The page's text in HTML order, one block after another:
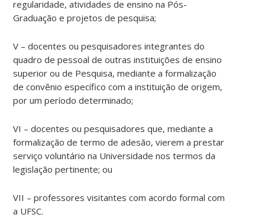
regularidade, atividades de ensino na Pós-
Graduação e projetos de pesquisa;
V – docentes ou pesquisadores integrantes do
quadro de pessoal de outras instituições de ensino
superior ou de Pesquisa, mediante a formalização
de convênio específico com a instituição de origem,
por um período determinado;
VI – docentes ou pesquisadores que, mediante a
formalização de termo de adesão, vierem a prestar
serviço voluntário na Universidade nos termos da
legislação pertinente; ou
VII – professores visitantes com acordo formal com
a UFSC.